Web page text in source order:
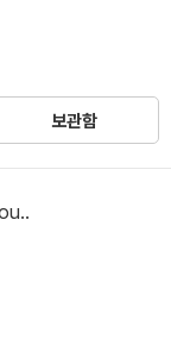
보관함